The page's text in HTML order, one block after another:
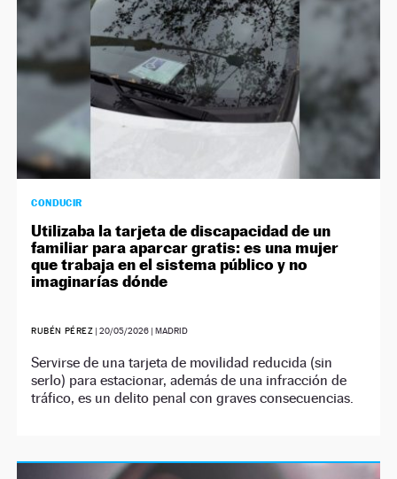
CONDUCIR
Utilizaba la tarjeta de discapacidad de un
familiar para aparcar gratis: es una mujer
que trabaja en el sistema público y no
imaginarías dónde
RUBÉN PÉREZ |20/05/2026 | MADRID
Servirse de una tarjeta de movilidad reducida (sin
serlo) para estacionar, además de una infracción de
tráfico, es un delito penal con graves consecuencias.